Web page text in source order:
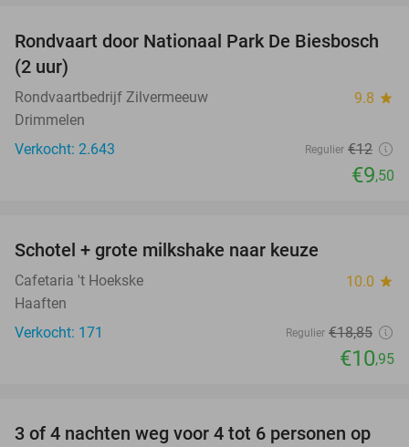
21%
Rondvaart door Nationaal Park De Biesbosch
(2 uur)
Rondvaartbedrijf Zilvermeeuw 9.8 star
Drimmelen
Verkocht: 2.643
Regulier €12
€9,50
Schotel + grote milkshake naar keuze
Cafetaria 't Hoekske 10.0 star
Haaften
Verkocht: 171
Regulier €18,85
€10,95
3 of 4 nachten weg voor 4 tot 6 personen op